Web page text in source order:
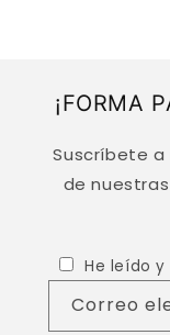
¡FORMA
Suscríbete
de
He leído
Correo